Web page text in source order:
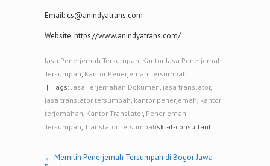
Email: cs@anindyatrans.com
Website: https://www.anindyatrans.com/
Jasa Penerjemah Tersumpah, Kantor Jasa Penerjemah
Tersumpah, Kantor Penerjemah Tersumpah
| Tags:Jasa Terjemahan Dokumen, jasa translator,
jasa translator tersumpah, kantor penerjemah, kantor
terjemahan, Kantor Translator, Penerjemah
Tersumpah, Translator Tersumpahskt-it-consultant
← Memilih Penerjemah Tersumpah di Bogor Jawa